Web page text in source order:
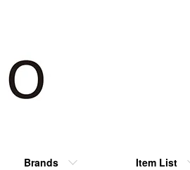
Brands Item List